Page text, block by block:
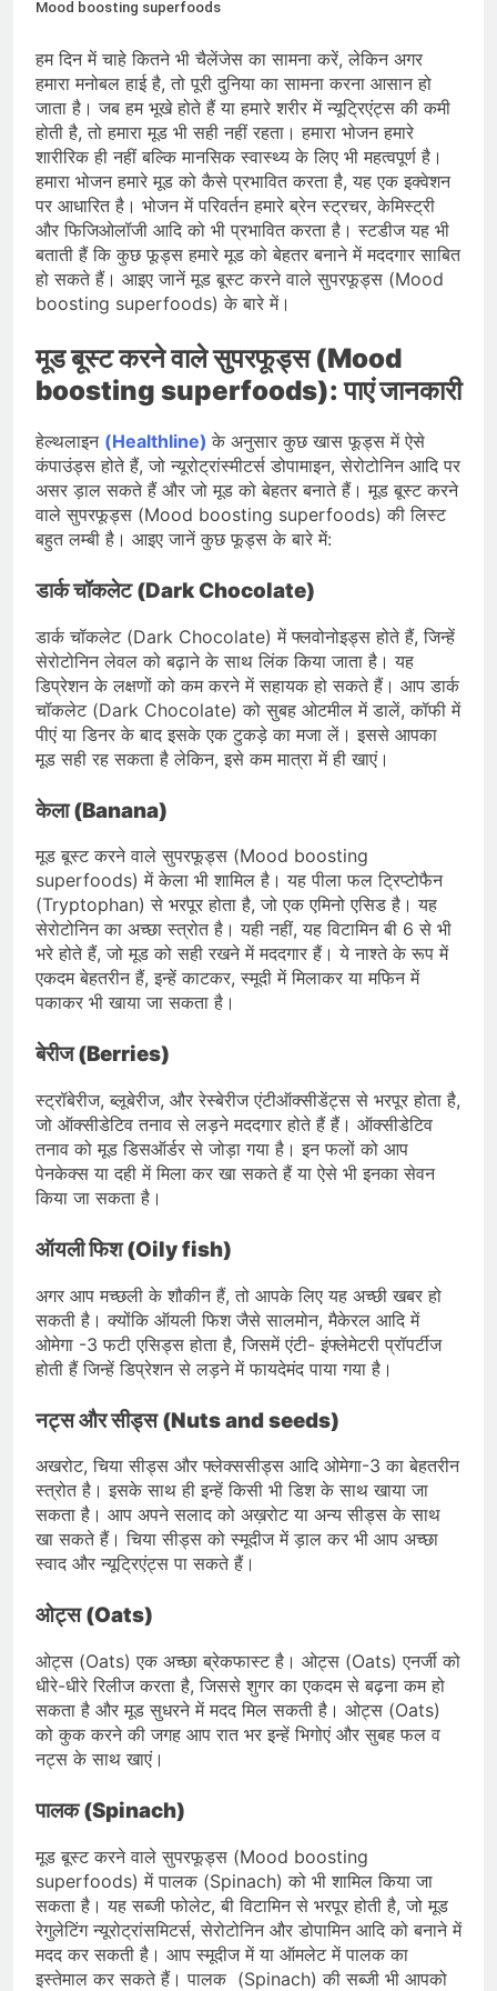
देशभर में विशेष कार्यक्रमों के जरिए भारतीय
प्रधानमंत्री नरेंद्र मोदी ने भोगापुरम
अंतरराष्ट्रीय हवाई अड्डे का उद्घाटन किया,
आंध्र प्रदेश में ₹18,000 करोड़ की विकास
परियोजनाओं की शुरुआत
August 2, 2026
केंद्र सरकार ने विस्तारित Khelo India
Scheme को मंजूरी दी, खेल ढाँचे को मजबूत
करने के लिए ₹36,441 करोड़ का बड़ा
प्रावधान
August 1, 2026
Mood boosting superfoods
हम दिन में चाहे कितने भी चैलेंजेस का सामना करें, लेकिन अगर
हमारा मनोबल हाई है, तो पूरी दुनिया का सामना करना आसान हो
जाता है। जब हम भूखे होते हैं या हमारे शरीर में न्यूट्रिएंट्स की कमी
होती है, तो हमारा मूड भी सही नहीं रहता। हमारा भोजन हमारे
शारीरिक ही नहीं बल्कि मानसिक स्वास्थ्य के लिए भी महत्वपूर्ण है।
हमारा भोजन हमारे मूड को कैसे प्रभावित करता है, यह एक इक्वेशन
पर आधारित है। भोजन में परिवर्तन हमारे ब्रेन स्ट्रचर, केमिस्ट्री
और फिजिओलॉजी आदि को भी प्रभावित करता है। स्टडीज यह भी
बताती हैं कि कुछ फूड्स हमारे मूड को बेहतर बनाने में मददगार साबित
हो सकते हैं। आइए जानें मूड बूस्ट करने वाले सुपरफूड्स (Mood
boosting superfoods) के बारे में।
मूड बूस्ट करने वाले सुपरफूड्स (Mood
boosting superfoods): पाएं जानकारी
हेल्थलाइन (Healthline)के अनुसार कुछ खास फूड्स में ऐसे
कंपाउंड्स होते हैं, जो न्यूरोट्रांस्मीटर्स डोपामाइन, सेरोटोनिन आदि पर
असर ड़ाल सकते हैं और जो मूड को बेहतर बनाते हैं। मूड बूस्ट करने
वाले सुपरफूड्स (Mood boosting superfoods) की लिस्ट
बहुत लम्बी है। आइए जानें कुछ फूड्स के बारे में:
डार्क चॉकलेट (Dark Chocolate)
डार्क चॉकलेट (Dark Chocolate) में फ्लवोनोइड्स होते हैं, जिन्हें
सेरोटोनिन लेवल को बढ़ाने के साथ लिंक किया जाता है। यह
डिप्रेशन के लक्षणों को कम करने में सहायक हो सकते हैं। आप डार्क
चॉकलेट (Dark Chocolate) को सुबह ओटमील में डालें, कॉफी में
पीएं या डिनर के बाद इसके एक टुकड़े का मजा लें। इससे आपका
मूड सही रह सकता है लेकिन, इसे कम मात्रा में ही खाएं।
केला (Banana)
मूड बूस्ट करने वाले सुपरफूड्स (Mood boosting
superfoods) में केला भी शामिल है। यह पीला फल ट्रिप्टोफैन
(Tryptophan) से भरपूर होता है, जो एक एमिनो एसिड है। यह
सेरोटोनिन का अच्छा स्त्रोत है। यही नहीं, यह विटामिन बी 6 से भी
भरे होते हैं, जो मूड को सही रखने में मददगार हैं। ये नाश्ते के रूप में
एकदम बेहतरीन हैं, इन्हें काटकर, स्मूदी में मिलाकर या मफिन में
पकाकर भी खाया जा सकता है।
बेरीज (Berries)
स्ट्रॉबेरीज, ब्लूबेरीज, और रेस्बेरीज एंटीऑक्सीडेंट्स से भरपूर होता है,
जो ऑक्सीडेटिव तनाव से लड़ने मददगार होते हैं हैं। ऑक्सीडेटिव
तनाव को मूड डिसऑर्डर से जोड़ा गया है। इन फलों को आप
पेनकेक्स या दही में मिला कर खा सकते हैं या ऐसे भी इनका सेवन
किया जा सकता है।
ऑयली फिश (Oily fish)
अगर आप मच्छली के शौकीन हैं, तो आपके लिए यह अच्छी खबर हो
सकती है। क्योंकि ऑयली फिश जैसे सालमोन, मैकेरल आदि में
ओमेगा -3 फटी एसिड्स होता है, जिसमें एंटी- इंफ्लेमेटरी प्रॉपर्टीज
होती हैं जिन्हें डिप्रेशन से लड़ने में फायदेमंद पाया गया है।
नट्स और सीड्स (Nuts and seeds)
अखरोट, चिया सीड्स और फ्लेक्ससीड्स आदि ओमेगा-3 का बेहतरीन
स्त्रोत है। इसके साथ ही इन्हें किसी भी डिश के साथ खाया जा
सकता है। आप अपने सलाद को अख़रोट या अन्य सीड्स के साथ
खा सकते हैं। चिया सीड्स को स्मूदीज में ड़ाल कर भी आप अच्छा
स्वाद और न्यूट्रिएंट्स पा सकते हैं।
ओट्स (Oats)
ओट्स (Oats) एक अच्छा ब्रेकफास्ट है। ओट्स (Oats) एनर्जी को
धीरे-धीरे रिलीज करता है, जिससे शुगर का एकदम से बढ़ना कम हो
सकता है और मूड सुधरने में मदद मिल सकती है। ओट्स (Oats)
को कुक करने की जगह आप रात भर इन्हें भिगोएं और सुबह फल व
नट्स के साथ खाएं।
पालक (Spinach)
मूड बूस्ट करने वाले सुपरफूड्स (Mood boosting
superfoods) में पालक (Spinach) को भी शामिल किया जा
सकता है। यह सब्जी फोलेट, बी विटामिन से भरपूर होती है, जो मूड
रेगुलेटिंग न्यूरोट्रांसमिटर्स, सेरोटोनिन और डोपामिन आदि को बनाने में
मदद कर सकती है। आप स्मूदीज में या ऑमलेट में पालक का
इस्तेमाल कर सकते हैं। पालक (Spinach) की सब्जी भी आपको